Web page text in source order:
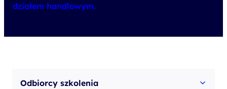
działem handlowym.
Odbiorcy szkolenia